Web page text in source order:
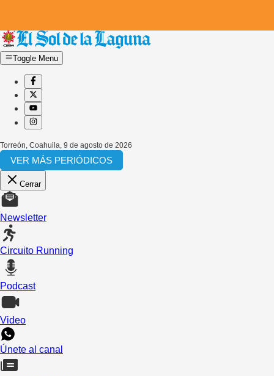
Toggle Menu
Torreón, Coahuila 9 de agosto de 2026
VER MÁS PERIÓDICOS
Cerrar
Newsletter
Circuito Running
Podcast
Video
Únete al canal